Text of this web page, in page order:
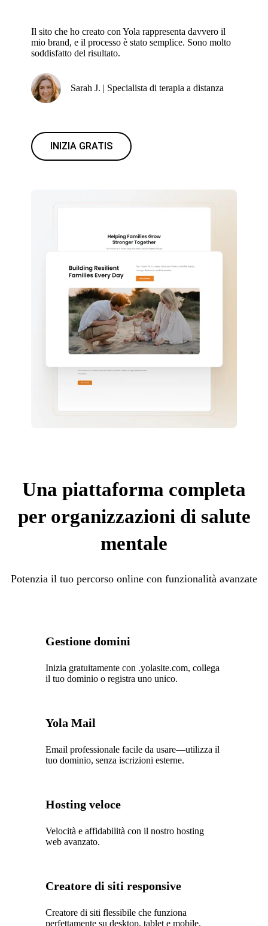
Il sito che ho creato con Yola rappresenta davvero il
mio brand, e il processo è stato semplice. Sono molto
soddisfatto del risultato.
Sarah J. | Specialista di terapia a distanza
INIZIA GRATIS
Una piattaforma completa
per organizzazioni di salute
mentale
Potenzia il tuo percorso online con funzionalità avanzate
Gestione domini
Inizia gratuitamente con .yolasite.com, collega
il tuo dominio o registra uno unico.
Yola Mail
Email professionale facile da usare—utilizza il
tuo dominio, senza iscrizioni esterne.
Hosting veloce
Velocità e affidabilità con il nostro hosting
web avanzato.
Creatore di siti responsive
Creatore di siti flessibile che funziona
perfettamente su desktop, tablet e mobile.